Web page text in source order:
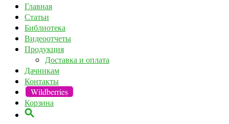
Главная
Статьи
Библиотека
Видеоотчеты
Продукция
Доставка и оплата
Дачникам
Контакты
Wildberries
Корзина